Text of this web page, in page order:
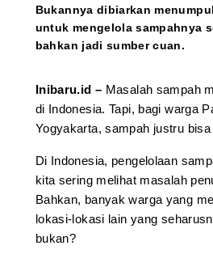
Bukannya dibiarkan
untuk mengelola sampahnya
bahkan jadi sumber cuan.
Inibaru.id – Masalah sampah
di Indonesia. Tapi, bagi warga
Yogyakarta, sampah justru
Di Indonesia, pengelolaan
kita sering melihat masalah
Bahkan, banyak warga yang
lokasi-lokasi lain yang
bukan?